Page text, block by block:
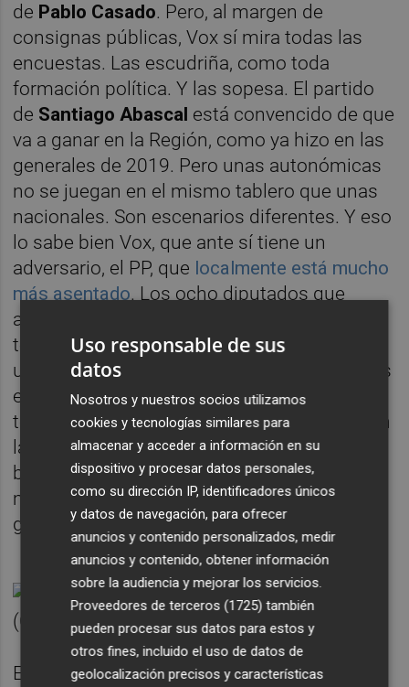
de Pablo Casado. Pero, al margen de
consignas públicas, Vox sí mira todas las
encuestas. Las escudriña, como toda
formación política. Y las sopesa. El partido
de Santiago Abascal está convencido de que
va a ganar en la Región, como ya hizo en las
generales de 2019. Pero unas autonómicas
no se juegan en el mismo tablero que unas
nacionales. Son escenarios diferentes. Y eso
lo sabe bien Vox, que ante sí tiene un
adversario, el PP, que localmente está mucho
más asentado. Los ocho diputados que
augura el sondeo no dejan de ser, en
términos objetivos, un buen resultado para
una formación que hace cuatro años apenas
era un susurro y que en 2019, tras una
tormenta perfecta, sacó cuatro diputados en
la Asamblea. ¿Cómo encaja Vox este
barómetro? A medias: bien, pero no
magnífico. Crecen y son decisivos, pero no
ganadores.
El gran derrotado es Ciudadanos. Todas las
Uso responsable de sus
datos
Nosotros y nuestros socios utilizamos
cookies y tecnologías similares para
almacenar y acceder a información en su
dispositivo y procesar datos personales,
como su dirección IP, identificadores únicos
y datos de navegación, para ofrecer
anuncios y contenido personalizados, medir
anuncios y contenido, obtener información
sobre la audiencia y mejorar los servicios.
Proveedores de terceros (1725) también
pueden procesar sus datos para estos y
otros fines, incluido el uso de datos de
geolocalización precisos y características